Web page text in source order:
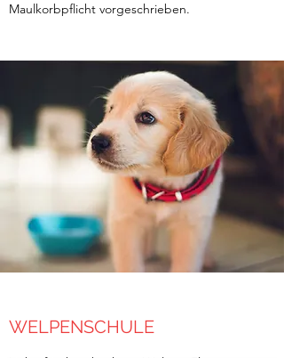
Maulkorbpflicht vorgeschrieben.
WELPENSCHULE